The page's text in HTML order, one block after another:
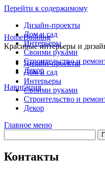
Перейти к содержимому
Дизайн-проекты
Дом и сад
Интерьеры
Своими руками
Строительство и
Декор
Навигация
HomeBuilding
Красивые интерьеры и
Дизайн-проекты
Дом и сад
Интерьеры
Своими руками
Строительство и
Декор
Главное меню
Контакты